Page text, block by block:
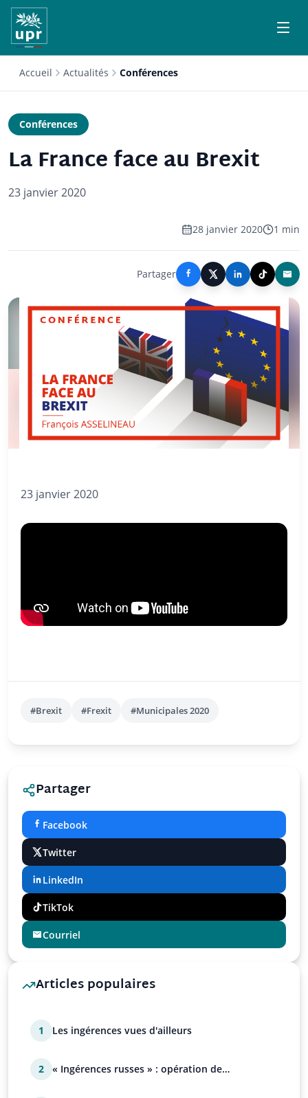
Accueil Actualités Conférences
Conférences
La France face au Brexit
23 janvier 2020
28 janvier 2020 1 min
Partager
23 janvier 2020
#Brexit #Frexit #Municipales 2020
Partager
Facebook
Twitter
LinkedIn
TikTok
Courriel
Articles populaires
1 Les ingérences vues d'ailleurs
2
« Ingérences russes » : opération de